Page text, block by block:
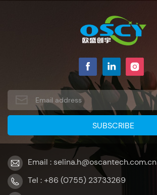
Email : selina.h@oscantech.com.cn
Tel : +86 (0755) 23733269